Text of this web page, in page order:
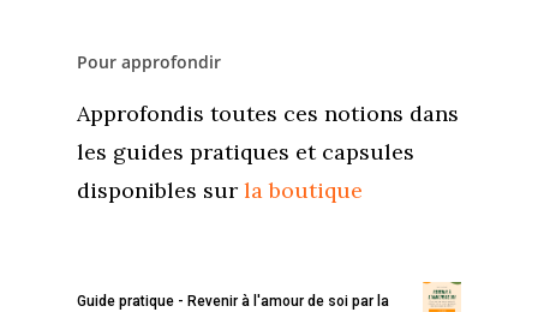
Pour approfondir
Approfondis toutes ces notions dans
les guides pratiques et capsules
disponibles sur la boutique
Guide pratique - Revenir à l'amour de soi par la